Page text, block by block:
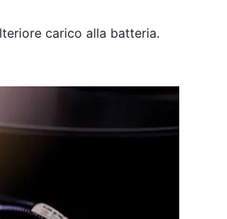
carico alla batteria.